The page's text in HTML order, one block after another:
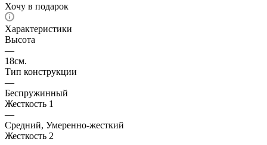
Хочу в подарок
Характеристики
Высота
—
18см.
Тип конструкции
—
Беспружинный
Жесткость 1
—
Средний, Умеренно-жесткий
Жесткость 2